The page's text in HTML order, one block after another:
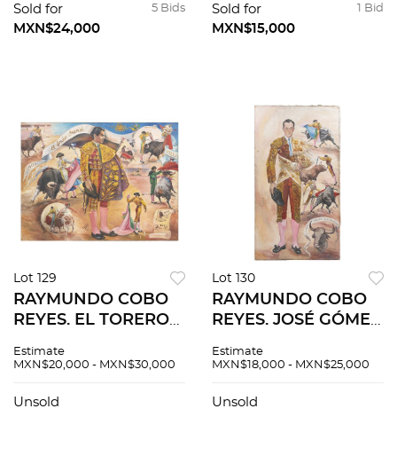
"Cobo 1967 XII-MEX."
200 x 110 cm.
5 Bids
Sold for
MXN$24,000
sobre tela Firmado
"Cobo”. 157.5 x 148
1 Bid
Sold for
MXN$15,000
Lot 129
RAYMUNDO COBO
REYES. EL TORERO
Óleo sobre tela.
"Cobo 71” Con
Estimate
MXN$20,000 - MXN$30,000
Unsold
Lot 130
RAYMUNDO COBO
REYES. JOSÉ GÓMEZ
O "JOSELITO". Óleo
"Cobo México" Con
Estimate
MXN$18,000 - MXN$25,000
Unsold